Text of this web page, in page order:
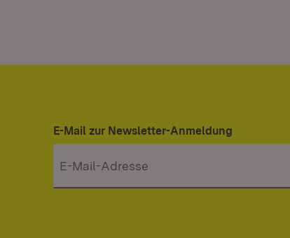
E-Mail zur Newsletter-Anmeldung